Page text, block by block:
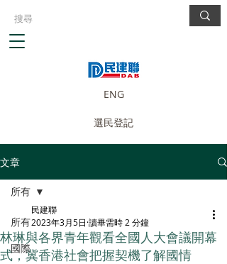
ENG
選民登記
文章
所有
國際
所有
林琳與各界青年觀看全國人大會議開幕
式，冀香港社會把握契機了解國情
民建聯
2023年3月5日 讀畢需時 2 分鐘